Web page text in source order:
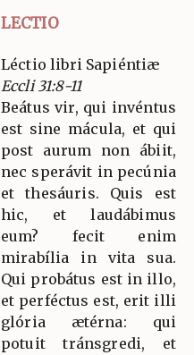
LECTIO
Léctio libri Sapiéntiæ
Eccli 31:8-11
Beátus vir, qui invéntus
est sine mácula, et qui
post aurum non ábiit,
nec sperávit in pecúnia
et thesáuris. Quis est
hic, et laudábimus
eum? fecit enim
mirabília in vita sua.
Qui probátus est in illo,
et perféctus est, erit illi
glória ætérna: qui
potuit tránsgredi, et